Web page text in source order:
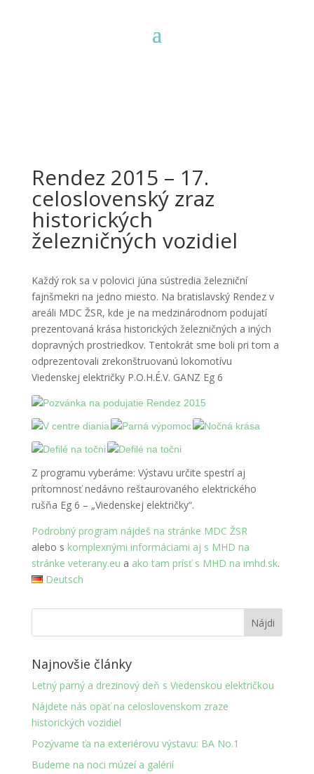
Rendez 2015 – 17.
celoslovenský zraz
historických
železničných vozidiel
Každý rok sa v polovici júna sústredia železniční
fajnšmekri na jedno miesto. Na bratislavský Rendez v
areáli MDC ŽSR, kde je na medzinárodnom podujatí
prezentovaná krása historických železničných a iných
dopravných prostriedkov. Tentokrát sme boli pri tom a
odprezentovali zrekonštruovanú lokomotívu
Viedenskej električky P.O.H.É.V. GANZ Eg 6
Z programu vyberáme: Výstavu určite spestrí aj
prítomnosť nedávno reštaurovaného elektrického
rušňa Eg 6 – „Viedenskej električky“.
Podrobný program nájdeš na stránke MDC ŽSR
alebo s komplexnými informáciami aj s MHD na
stránke veterany.eu a ako tam prísť s MHD na imhd.sk.
Deutsch
Najnovšie články
Letný parný a drezinový deň s Viedenskou električkou
Nájdete nás opäť na celoslovenskom zraze
historických vozidiel
Pozývame ťa na exteriérovu výstavu: BA No.1
Budeme na noci múzeí a galérií